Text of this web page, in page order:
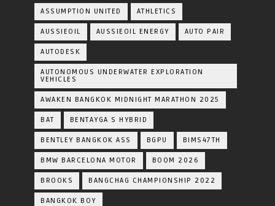
ASSUMPTION UNITED ATHLETICS
AUSSIEOIL AUSSIEOIL ENERGY AUTO PAIR
AUTODESK
AUTONOMOUS UNDERWATER EXPLORATION
VEHICLES
AWAKEN BANGKOK MIDNIGHT MARATHON 2025
BAT BENTAYGA S HYBRID
BENTLEY BANGKOK ASS BGPU BIMS47TH
BMW BARCELONA MOTOR BOOM 2026
BROOKS BANGCHAG CHAMPIONSHIP 2022
BANGKOK BOY